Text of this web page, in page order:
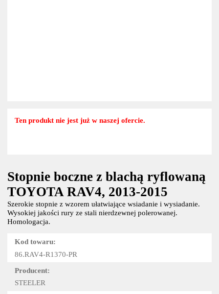
Stopnie boczne z blachą ryflowaną
TOYOTA RAV4, 2013-2015
Szerokie stopnie z wzorem ułatwiające wsiadanie i wysiadanie.
Wysokiej jakości rury ze stali nierdzewnej polerowanej.
Homologacja.
Kod towaru:
86.RAV4-R1370-PR
Producent:
STEELER
Ten produkt nie jest już w naszej ofercie.